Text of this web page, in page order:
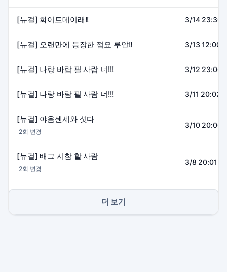
[뉴걸] 화이트데이래!! 3/14
[뉴걸] 오랜만에 등장한 점요 루얀!! 3/13
[뉴걸] 나랑 바람 필 사람 너!!! 3/12
[뉴걸] 나랑 바람 필 사람 너!!! 3/11
[뉴걸] 야옴센세와 섯다
2회 변경
3/10
[뉴걸] 배그 시참 할 사람
2회 변경
3/8
더 보기